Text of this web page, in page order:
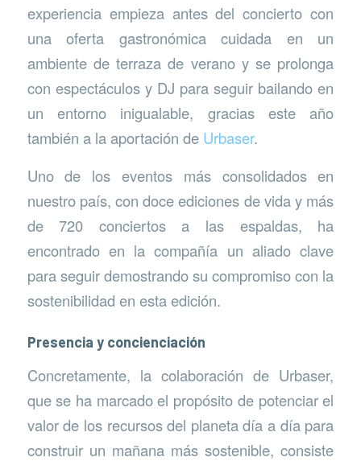
experiencia empieza antes del concierto con
una oferta gastronómica cuidada en un
ambiente de terraza de verano y se prolonga
con espectáculos y DJ para seguir bailando en
un entorno inigualable, gracias este año
también a la aportación de Urbaser.
Uno de los eventos más consolidados en
nuestro país, con doce ediciones de vida y más
de 720 conciertos a las espaldas, ha
encontrado en la compañía un aliado clave
para seguir demostrando su compromiso con la
sostenibilidad en esta edición.
Presencia y concienciación
Concretamente, la colaboración de Urbaser,
que se ha marcado el propósito de potenciar el
valor de los recursos del planeta día a día para
construir un mañana más sostenible, consiste